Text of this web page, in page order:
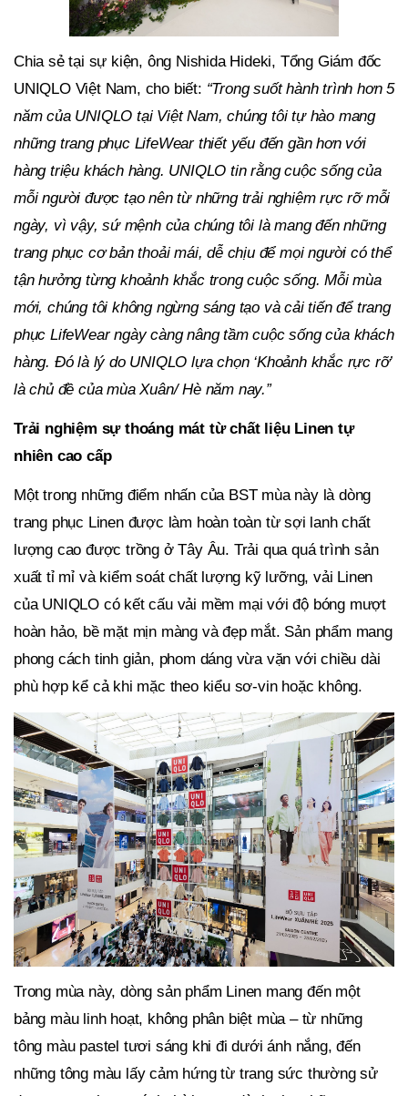
Chia sẻ tại sự kiện, ông Nishida Hideki, Tổng Giám đốc
UNIQLO Việt Nam, cho biết: “Trong suốt hành trình hơn 5
năm của UNIQLO tại Việt Nam, chúng tôi tự hào mang
những trang phục LifeWear thiết yếu đến gần hơn với
hàng triệu khách hàng. UNIQLO tin rằng cuộc sống của
mỗi người được tạo nên từ những trải nghiệm rực rỡ mỗi
ngày, vì vậy, sứ mệnh của chúng tôi là mang đến những
trang phục cơ bản thoải mái, dễ chịu để mọi người có thể
tận hưởng từng khoảnh khắc trong cuộc sống. Mỗi mùa
mới, chúng tôi không ngừng sáng tạo và cải tiến để trang
phục LifeWear ngày càng nâng tầm cuộc sống của khách
hàng. Đó là lý do UNIQLO lựa chọn ‘Khoảnh khắc rực rỡ’
là chủ đề của mùa Xuân/ Hè năm nay.”
Trải nghiệm sự thoáng mát từ chất liệu Linen tự
nhiên cao cấp
Một trong những điểm nhấn của BST mùa này là dòng
trang phục Linen được làm hoàn toàn từ sợi lanh chất
lượng cao được trồng ở Tây Âu. Trải qua quá trình sản
xuất tỉ mỉ và kiểm soát chất lượng kỹ lưỡng, vải Linen
của UNIQLO có kết cấu vải mềm mại với độ bóng mượt
hoàn hảo, bề mặt mịn màng và đẹp mắt. Sản phẩm mang
phong cách tinh giản, phom dáng vừa vặn với chiều dài
phù hợp kể cả khi mặc theo kiểu sơ-vin hoặc không.
Trong mùa này,dòng sản phẩm Linen mang đến một
bảng màu linh hoạt, không phân biệt mùa – từ những
tông màu pastel tươi sáng khi đi dưới ánh nắng, đến
những tông màu lấy cảm hứng từ trang sức thường sử